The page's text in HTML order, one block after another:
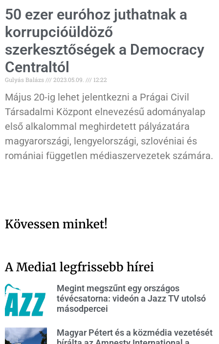
50 ezer euróhoz juthatnak a
korrupcióüldöző
szerkesztőségek a Democracy
Centraltól
Gulyás Balázs 2023.05.09. 12:22
Május 20-ig lehet jelentkezni a Prágai Civil
Társadalmi Központ elnevezésű adományalap
első alkalommal meghirdetett pályázatára
magyarországi, lengyelországi, szlovéniai és
romániai független médiaszervezetek számára.
Kövessen minket!
A Media1 legfrissebb hírei
Megint megszűnt egy országos
tévécsatorna: videón a Jazz TV utolsó
másodpercei
Magyar Pétert és a közmédia vezetését